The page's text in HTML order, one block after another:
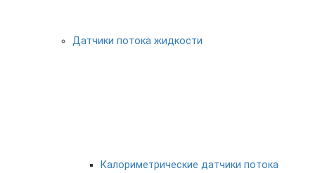
Датчики потока жидкости
Калориметрические датчики потока